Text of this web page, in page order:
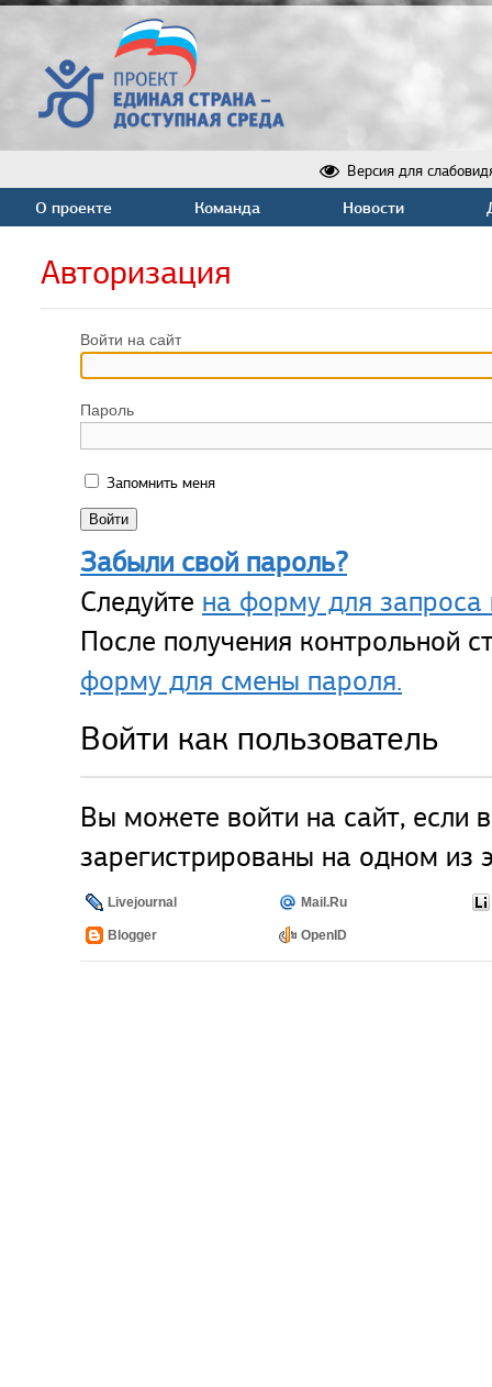
Версия для
О проекте Команда Новости
Авторизация
Войти на сайт
Пароль
Запомнить меня
Забыли свой пароль?
Следуйте на форму для запроса
После получения контрольной
форму для смены пароля.
Войти как пользователь
Вы можете войти на сайт, если
зарегистрированы на одном из
Livejournal Mail.Ru
Blogger OpenID